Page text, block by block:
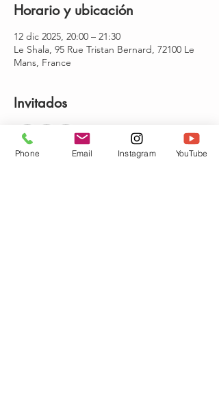
Horario y ubicación
12 dic 2025, 20:00 – 21:30
Le Shala, 95 Rue Tristan Bernard, 72100 Le
Mans, France
Invitados
+7 otros invitados
Phone Email Instagram YouTube